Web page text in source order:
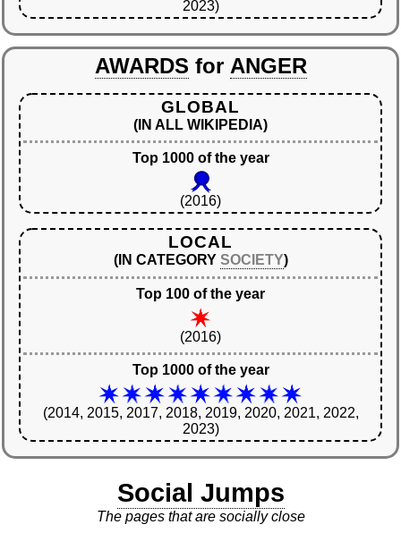
2023)
AWARDS for ANGER
GLOBAL
(IN ALL WIKIPEDIA)
Top 1000 of the year
(2016)
LOCAL
(IN CATEGORY SOCIETY)
Top 100 of the year
(2016)
Top 1000 of the year
(2014, 2015, 2017, 2018, 2019, 2020, 2021, 2022,
2023)
Social Jumps
The pages that are socially close